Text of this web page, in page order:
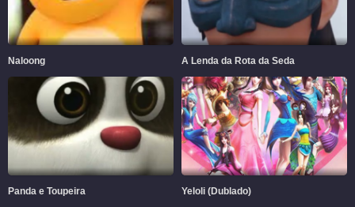
Naloong A Lenda da Rota da Seda
Panda e Toupeira Yeloli (Dublado)